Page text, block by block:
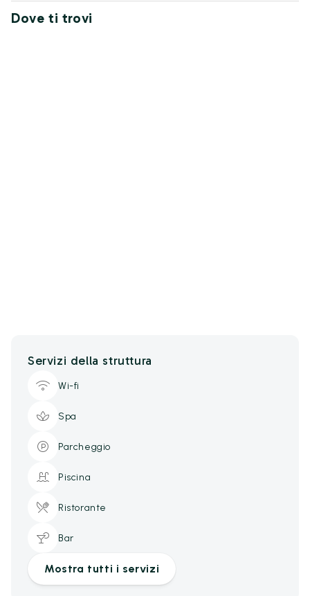
Dove ti trovi
Servizi della struttura
Wi-fi
Spa
Parcheggio
Piscina
Ristorante
Bar
Mostra tutti i servizi